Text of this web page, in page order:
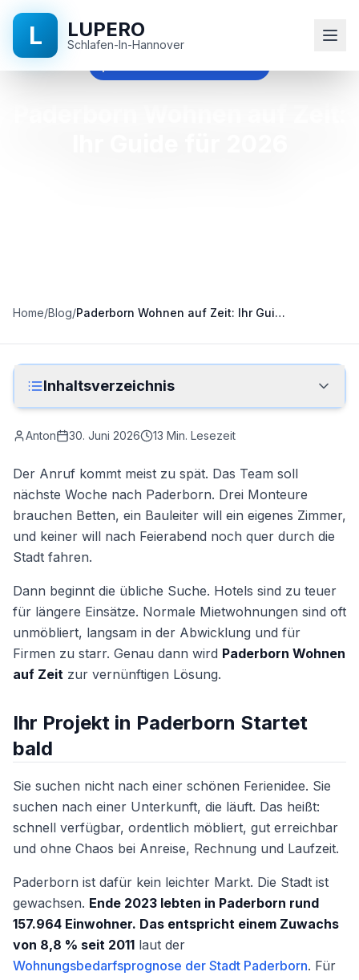
L LUPERO
Schlafen-In-Hannover
896
Home/Blog/ Paderborn Wohnen auf Zeit: Ihr Guide für 2026
Inhaltsverzeichnis
Anton 30. Juni 2026 13 Min. Lesezeit
Der Anruf kommt meist zu spät. Das Team soll
nächste Woche nach Paderborn. Drei Monteure
brauchen Betten, ein Bauleiter will ein eigenes Zimmer,
und keiner will nach Feierabend noch quer durch die
Stadt fahren.
Dann beginnt die übliche Suche. Hotels sind zu teuer
für längere Einsätze. Normale Mietwohnungen sind oft
unmöbliert, langsam in der Abwicklung und für
Firmen zu starr. Genau dann wird Paderborn Wohnen
auf Zeit zur vernünftigen Lösung.
Ihr Projekt in Paderborn Startet
bald
Sie suchen nicht nach einer schönen Ferienidee. Sie
suchen nach einer Unterkunft, die läuft. Das heißt:
schnell verfügbar, ordentlich möbliert, gut erreichbar
und ohne Chaos bei Anreise, Rechnung und Laufzeit.
Paderborn ist dafür kein leichter Markt. Die Stadt ist
gewachsen. Ende 2023 lebten in Paderborn rund
157.964 Einwohner. Das entspricht einem Zuwachs
von 8,8 % seit 2011 laut der
Wohnungsbedarfsprognose der Stadt Paderborn. Für